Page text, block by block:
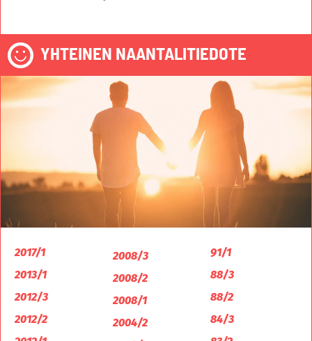
YHTEINEN NAANTALITIEDOTE
2017/1
2013/1
2012/3
2012/2
2008/3
2008/2
2008/1
2004/2
91/1
88/3
88/2
84/3